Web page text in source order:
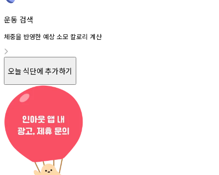
운동 검색
체중을 반영한 예상 소모 칼로리 계산
오늘 식단에 추가하기